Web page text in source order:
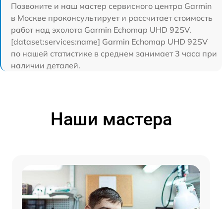
Позвоните и наш мастер сервисного центра Garmin
в Москве проконсультирует и рассчитает стоимость
работ над эхолота Garmin Echomap UHD 92SV.
[dataset:services:name] Garmin Echomap UHD 92SV
по нашей статистике в среднем занимает 3 часа при
наличии деталей.
Наши мастера